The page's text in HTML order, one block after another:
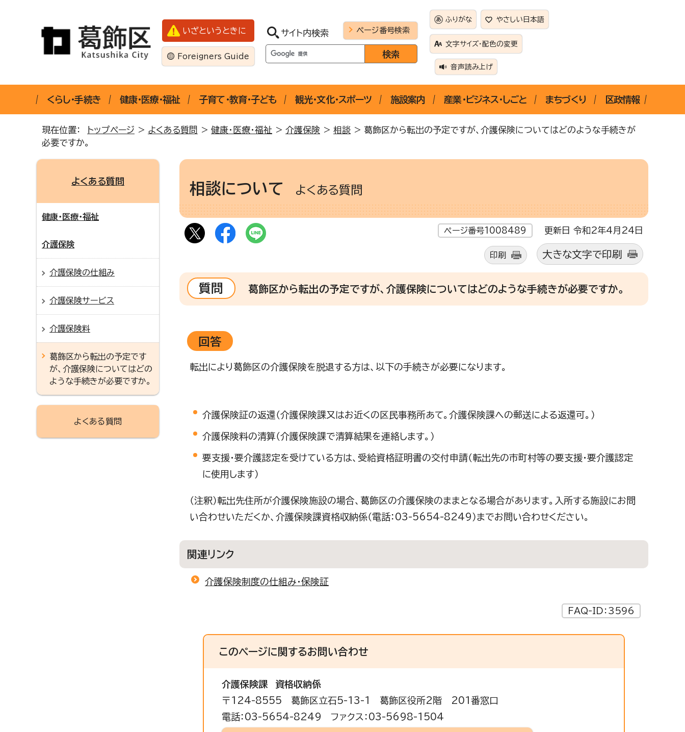
いざというときに
Foreigners Guide
サイト内検索 ページ番号検索
ふりがな やさしい日本語
文字サイズ・配色の変更
音声読み上げ
くらし・手続き 健康・医療・福祉 子育て・教育・子ども 観光・文化・スポーツ 施設案内 産業・ビジネス・しごと まちづくり 区政情報
現在位置： トップページ > よくある質問 > 健康・医療・福祉 > 介護保険 > 相談 > 葛飾区から転出の予定ですが、介護保険についてはどのような手続きが
必要ですか。
相談について よくある質問
ページ番号1008489 更新日 令和2年4月24日
印刷 大きな文字で印刷
質問 葛飾区から転出の予定ですが、介護保険についてはどのような手続きが必要ですか。
回答
転出により葛飾区の介護保険を脱退する方は、以下の手続きが必要になります。
介護保険証の返還（介護保険課又はお近くの区民事務所あて。介護保険課への郵送による返還可。）
介護保険料の清算（介護保険課で清算結果を連絡します。）
要支援・要介護認定を受けている方は、受給資格証明書の交付申請（転出先の市町村等の要支援・要介護認定
に使用します）
（注釈）転出先住所が介護保険施設の場合、葛飾区の介護保険のままとなる場合があります。入所する施設にお問
い合わせいただくか、介護保険課資格収納係（電話：03-5654-8249）までお問い合わせください。
関連リンク
介護保険制度の仕組み・保険証
FAQ-ID：3596
このページに関するお問い合わせ
介護保険課
資格収納係
〒124-8555 葛飾区立石5-13-1 葛飾区役所2階 201番窓口
電話：03-5654-8249 ファクス：03-5698-1504
よくある質問
健康・医療・福祉
介護保険
介護保険の仕組み
介護保険サービス
介護保険料
葛飾区から転出の予定です
が、介護保険についてはどの
ような手続きが必要ですか。
よくある質問